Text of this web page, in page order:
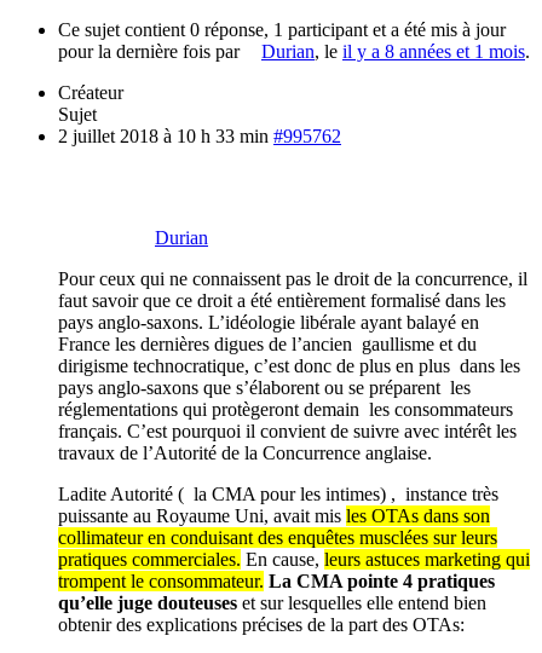
Ce sujet contient 0 réponse, 1 participant et a été mis à jour
pour la dernière fois par
Durian, le il y a 8 années et 1 mois.
Créateur
Sujet
2 juillet 2018 à 10 h 33 min #995762
Durian
Pour ceux qui ne connaissent pas le droit de la concurrence, il
faut savoir que ce droit a été entièrement formalisé dans les
pays anglo-saxons. L’idéologie libérale ayant balayé en
France les dernières digues de l’ancien gaullisme et du
dirigisme technocratique, c’est donc de plus en plus dans les
pays anglo-saxons que s’élaborent ou se préparent les
réglementations qui protègeront demain les consommateurs
français. C’est pourquoi il convient de suivre avec intérêt les
travaux de l’Autorité de la Concurrence anglaise.
Ladite Autorité ( la CMA pour les intimes) , instance très
puissante au Royaume Uni, avait mis les OTAs dans son
collimateur en conduisant des enquêtes musclées sur leurs
pratiques commerciales. En cause, leurs astuces marketing qui
trompent le consommateur. La CMA pointe 4 pratiques
qu’elle juge douteuses et sur lesquelles elle entend bien
obtenir des explications précises de la part des OTAs: